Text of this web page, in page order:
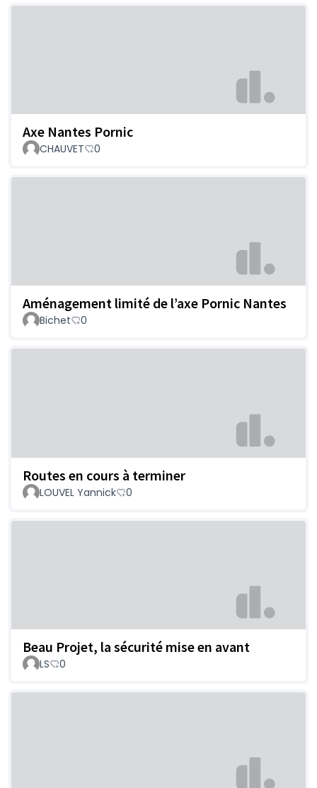
Axe Nantes Pornic
CHAUVET 0
Aménagement limité de l’axe Pornic Nantes
Bichet 0
Routes en cours à terminer
LOUVEL Yannick 0
Beau Projet, la sécurité mise en avant
LS 0